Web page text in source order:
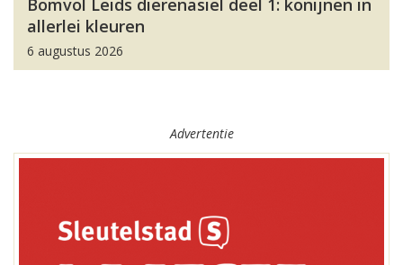
Bomvol Leids dierenasiel deel 1: konijnen in
allerlei kleuren
6 augustus 2026
Advertentie